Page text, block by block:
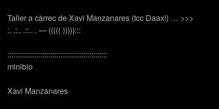
Taller a càrrec deXavi Manzanares (tcc Daax!) … >>>
:. .:.. .::.. . — ((((( ))))):::
:::::::::::::::::::::::::::::::::::::::::::::::::::
minibio
Xavi Manzanares